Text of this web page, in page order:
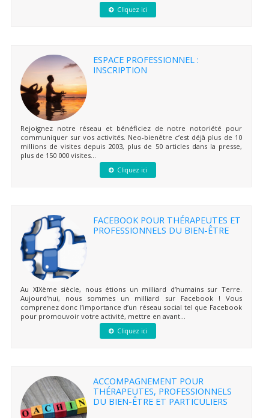
Cliquez ici
ESPACE PROFESSIONNEL :
INSCRIPTION
Rejoignez notre réseau et bénéficiez de notre notoriété pour
communiquer sur vos activités. Neo-bienêtre c’est déjà plus de 10
millions de visites depuis 2003, plus de 50 articles dans la presse,
plus de 150 000 visites...
Cliquez ici
FACEBOOK POUR THÉRAPEUTES ET
PROFESSIONNELS DU BIEN-ÊTRE
Au XIXème siècle, nous étions un milliard d’humains sur Terre.
Aujourd’hui, nous sommes un milliard sur Facebook ! Vous
comprenez donc l’importance d’un réseau social tel que Facebook
pour promouvoir votre activité, mettre en avant...
Cliquez ici
ACCOMPAGNEMENT POUR
THÉRAPEUTES, PROFESSIONNELS
DU BIEN-ÊTRE ET PARTICULIERS